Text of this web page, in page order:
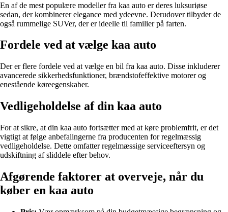
En af de mest populære modeller fra kaa auto er deres luksuriøse
sedan, der kombinerer elegance med ydeevne. Derudover tilbyder de
også rummelige SUVer, der er ideelle til familier på farten.
Fordele ved at vælge kaa auto
Der er flere fordele ved at vælge en bil fra kaa auto. Disse inkluderer
avancerede sikkerhedsfunktioner, brændstofeffektive motorer og
enestående køreegenskaber.
Vedligeholdelse af din kaa auto
For at sikre, at din kaa auto fortsætter med at køre problemfrit, er det
vigtigt at følge anbefalingerne fra producenten for regelmæssig
vedligeholdelse. Dette omfatter regelmæssige serviceeftersyn og
udskiftning af sliddele efter behov.
Afgørende faktorer at overveje, når du
køber en kaa auto